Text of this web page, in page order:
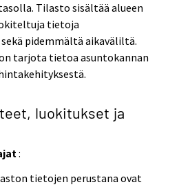
Tilasto sisältää alueen
tietoja
pidemmältä aikaväliltä.
tarjota tietoa asuntokannan
luokitukset ja
:
tietojen perustana ovat